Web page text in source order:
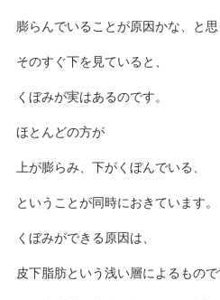
膨らんでいることが原因かな、と思
そのすぐ下を見ていると、
くぼみが実はあるのです。
ほとんどの方が
上が膨らみ、下がくぼんでいる、
ということが同時におきています。
くぼみができる原因は、
皮下脂肪という浅い層によるもので